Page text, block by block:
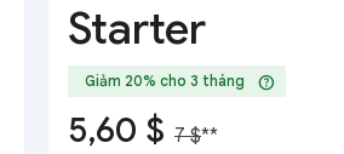
Starter
Giảm 20% cho 3 tháng help
5,60 $ 7 $**